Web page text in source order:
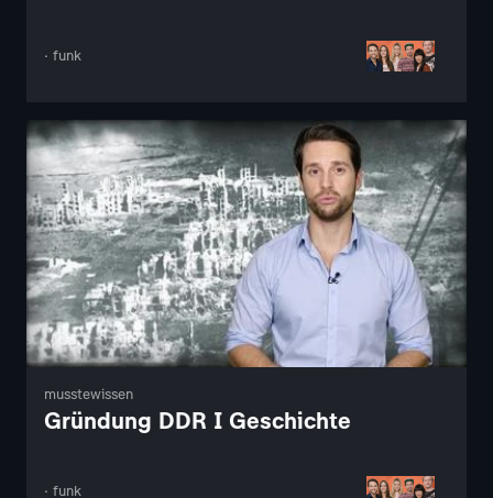
· funk
musstewissen
Gründung DDR I Geschichte
· funk